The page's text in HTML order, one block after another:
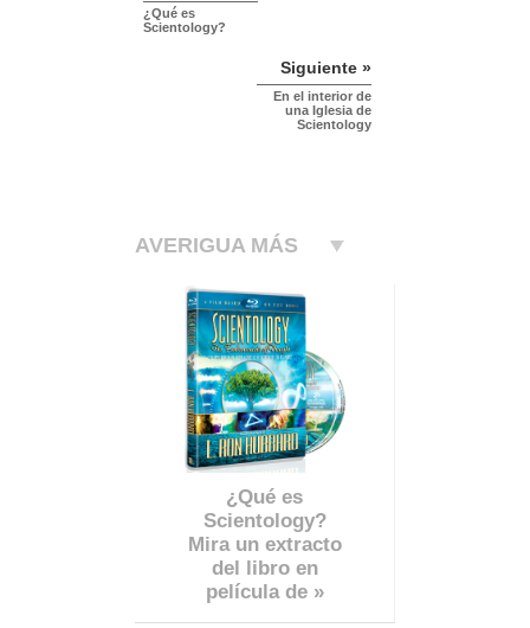
¿Qué es
Scientology?
Siguiente »
En el interior de
una Iglesia de
Scientology
AVERIGUA MÁS
¿Qué es
Scientology?
Mira un extracto
del libro en
película de »